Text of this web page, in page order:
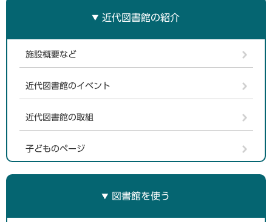
近代図書館の紹介
施設概要など
近代図書館のイベント
近代図書館の取組
子どものページ
図書館を使う